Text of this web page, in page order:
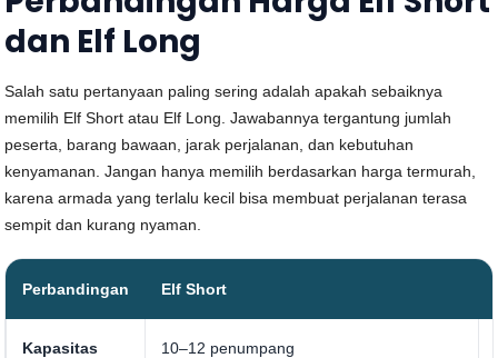
dan Elf Long
Salah satu pertanyaan paling sering adalah apakah sebaiknya
memilih Elf Short atau Elf Long. Jawabannya tergantung jumlah
peserta, barang bawaan, jarak perjalanan, dan kebutuhan
kenyamanan. Jangan hanya memilih berdasarkan harga termurah,
karena armada yang terlalu kecil bisa membuat perjalanan terasa
sempit dan kurang nyaman.
Perbandingan Elf Short
Kapasitas 10–12 penumpang